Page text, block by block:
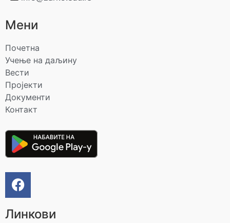
Мени
Почетна
Учење на даљину
Вести
Пројекти
Документи
Контакт
Линкови